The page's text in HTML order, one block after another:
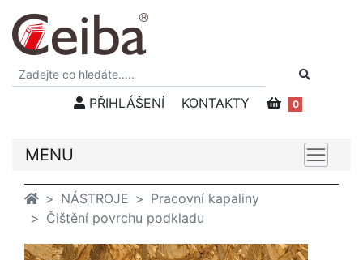
PŘIHLÁŠENÍ KONTAKTY 0
MENU
NÁSTROJE
Pracovní kapaliny
Čištění povrchu podkladu